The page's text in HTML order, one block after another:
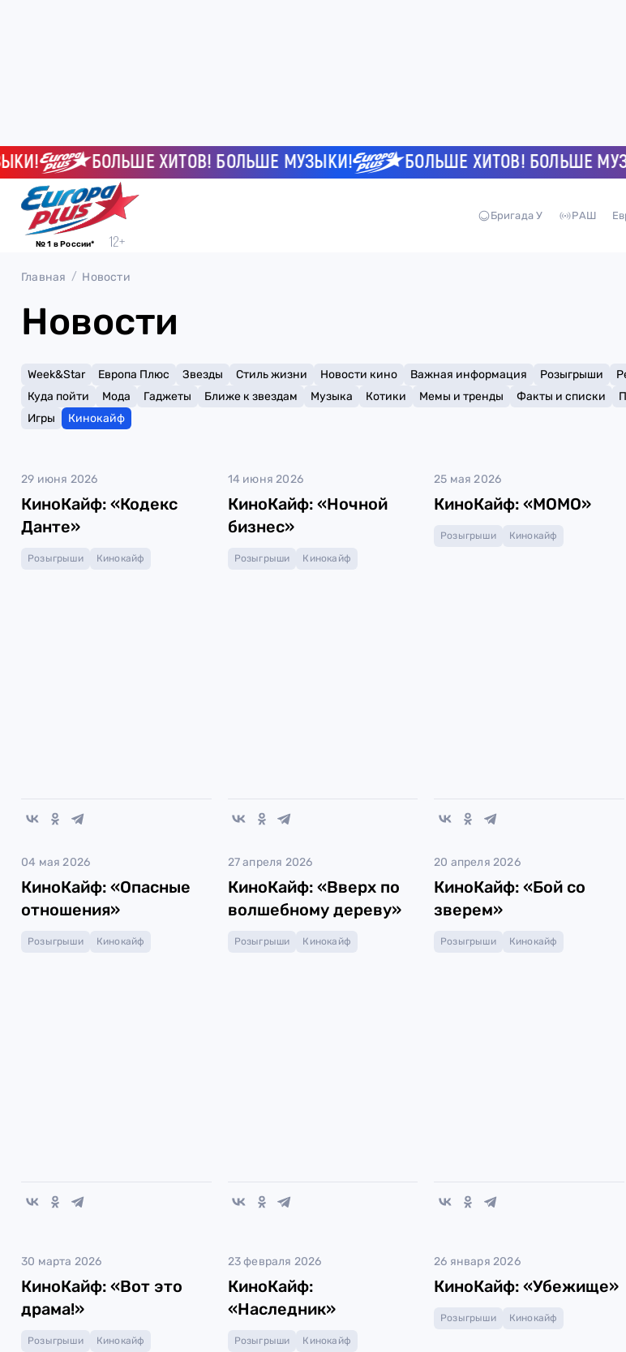
БОЛЬШЕ ХИТОВ! БОЛЬШЕ МУЗЫКИ! БОЛЬШЕ ХИТОВ! БОЛЬШЕ
№ 1 в России*
Бригада У РАШ
Главная Новости
Новости
Week&Star Европа Плюс Звезды Стиль жизни Новости кино Важная информация Розыгрыши
Куда пойти
Мода Гаджеты Ближе к звездам Музыка Котики Мемы и тренды Факты и списки
Игры
Кинокайф
29 июня 2026
КиноКайф: «Кодекс
Данте»
Розыгрыши Кинокайф
14 июня 2026
КиноКайф: «Ночной
бизнес»
Розыгрыши Кинокайф
25 мая 2026
КиноКайф: «МОМО»
Розыгрыши Кинокайф
04 мая 2026
КиноКайф: «Опасные
отношения»
Розыгрыши Кинокайф
27 апреля 2026
КиноКайф: «Вверх по
волшебному дереву»
Розыгрыши Кинокайф
20 апреля 2026
КиноКайф: «Бой со
зверем»
Розыгрыши Кинокайф
30 марта 2026
КиноКайф: «Вот это
драма!»
Розыгрыши Кинокайф
23 февраля 2026
КиноКайф:
«Наследник»
Розыгрыши Кинокайф
26 января 2026
КиноКайф: «Убежище»
Розыгрыши Кинокайф